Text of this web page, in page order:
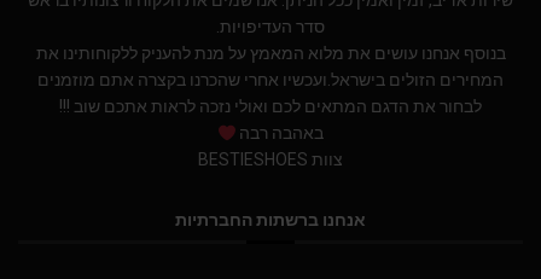
סדר העדיפויות.
בנוסף אנחנו עושים את מלוא המאמץ על מנת להעניק ללקוחותינו את
המחירים הזולים בישראל.ועכשיו אחרי שהכרנו בקצרה אתם מוזמנים
לבחור את הדגם המתאים לכם ואולי נזכה לראות אתכם שוב !!!
באהבה רבה
צוות BESTIESHOES
אנחנו ברשתות החברתיות